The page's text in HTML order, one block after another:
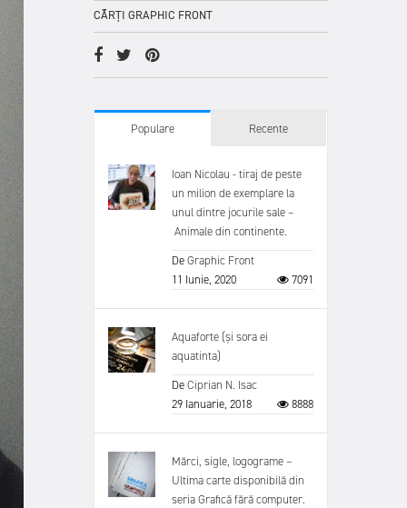
CĂRȚI GRAPHIC FRONT
Populare Recente
Ioan Nicolau - tiraj de peste
un milion de exemplare la
unul dintre jocurile sale –
Animale din continente.
DeGraphic Front
11 Iunie, 2020
7091
Aquaforte (și sora ei
aquatinta)
DeCiprian N. Isac
29 Ianuarie, 2018
8888
Mărci, sigle, logograme –
Ultima carte disponibilă din
seria Grafică fără computer.